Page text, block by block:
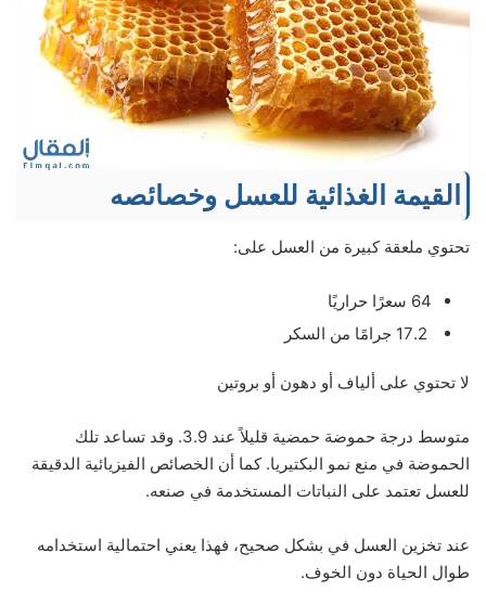
القيمة الغذائية للعسل وخصائصه
تحتوي ملعقة كبيرة من العسل على:
64 سعرًا حراريًا
لا تحتوي على ألياف أو دهون أو بروتين
متوسط درجة حموضة حمضية قليلاً عند 3.9. وقد تساعد تلك
الحموضة في منع نمو البكتيريا. كما أن الخصائص الفيزيائية الدقيقة
للعسل تعتمد على النباتات المستخدمة في صنعه.
عند تخزين العسل في بشكل صحيح، فهذا يعني احتمالية استخدامه
طوال الحياة دون الخوف.